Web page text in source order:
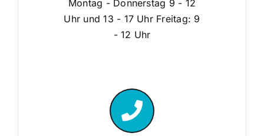
Montag - Donnerstag 9 - 12
Uhr und 13 - 17 Uhr Freitag: 9
- 12 Uhr